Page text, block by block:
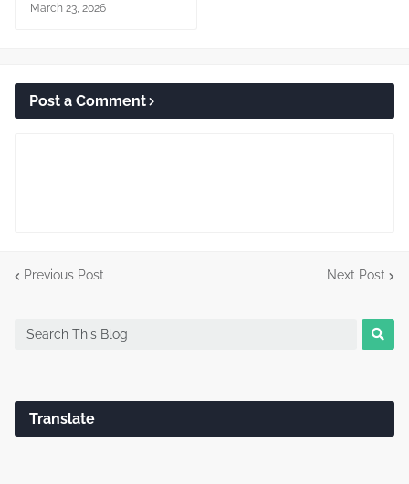
March 23, 2026
Post a Comment
Previous Post Next Post
Translate